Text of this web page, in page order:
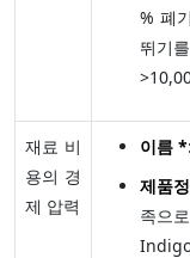
% 폐
뛰기
재료 비
용의 경
제 압력
이름 *
제품
족으